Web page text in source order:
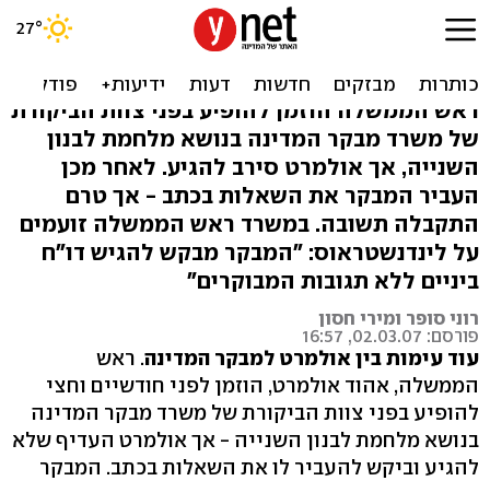
"המבקר מבקש לפגוע בראש
ראש הממשלה הוזמן להופיע בפני צוות הביקורת
של משרד מבקר המדינה בנושא מלחמת לבנון
השנייה, אך אולמרט סירב להגיע. לאחר מכן
העביר המבקר את השאלות בכתב - אך טרם
התקבלה תשובה. במשרד ראש הממשלה זועמים
על לינדנשטראוס: "המבקר מבקש להגיש דו"ח
ביניים ללא תגובות המבוקרים"
רוני סופר ומירי חסון
פורסם: 02.03.07, 16:57
עוד עימות בין אולמרט למבקר המדינה. ראש
הממשלה, אהוד אולמרט, הוזמן לפני חודשיים וחצי
להופיע בפני צוות הביקורת של משרד מבקר המדינה
בנושא מלחמת לבנון השנייה - אך אולמרט העדיף שלא
להגיע וביקש להעביר לו את השאלות בכתב. המבקר